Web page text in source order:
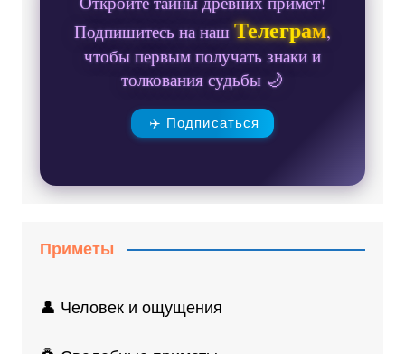
Подпишитесь на нашТелеграм,
чтобы первым получать знаки и
толкования судьбы 🌙
✈️ Подписаться
Приметы
👤 Человек и ощущения